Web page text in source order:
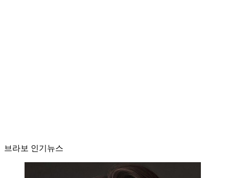
브라보 인기뉴스